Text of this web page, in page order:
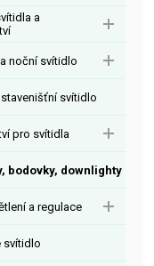
a
noční svítidlo
stavenišťní svítidlo
pro svítidla
bodovky, downlighty
a regulace
svítidlo